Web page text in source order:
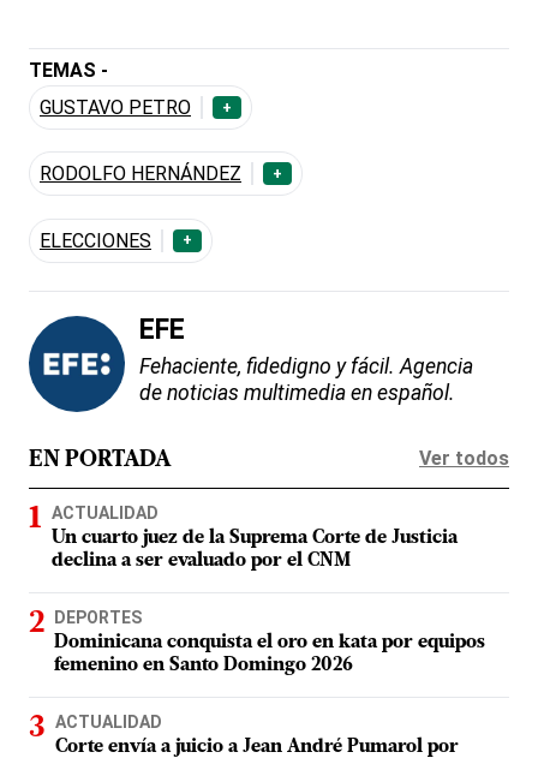
TEMAS -
GUSTAVO PETRO
+
RODOLFO HERNÁNDEZ +
ELECCIONES +
EFE
Fehaciente, fidedigno y fácil. Agencia
de noticias multimedia en español.
EN PORTADA Ver todos
ACTUALIDAD
Un cuarto juez de la Suprema Corte de Justicia
declina a ser evaluado por el CNM
DEPORTES
Dominicana conquista el oro en kata por equipos
femenino en Santo Domingo 2026
ACTUALIDAD
Corte envía a juicio a Jean André Pumarol por